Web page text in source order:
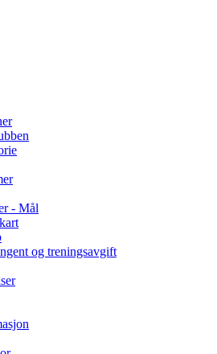
- Mål
og treningsavgift